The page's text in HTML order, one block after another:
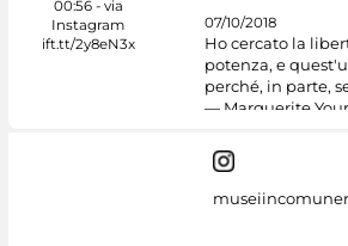
07/10/2018
Ho cercato la
potenza, e
perché, in parte,
— Marguerite